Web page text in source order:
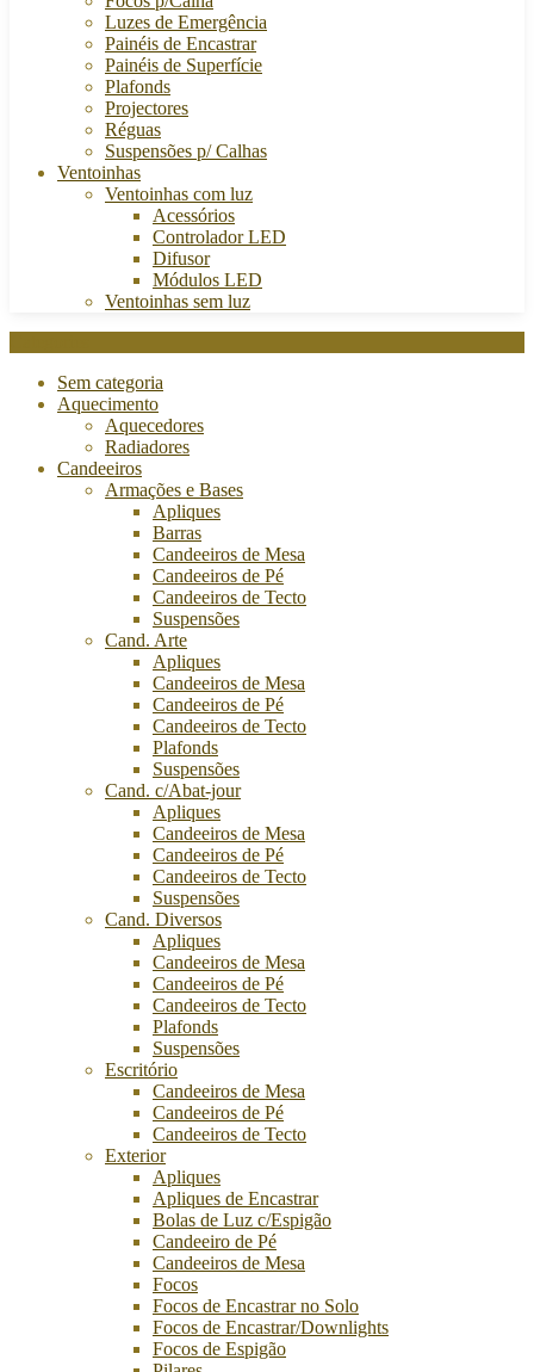
Luzes de Emergência
Painéis de Encastrar
Painéis de Superfície
Plafonds
Projectores
Réguas
Suspensões p/ Calhas
Ventoinhas
Ventoinhas com luz
Acessórios
Controlador LED
Difusor
Módulos LED
Ventoinhas sem luz
Sem categoria
Aquecimento
Aquecedores
Radiadores
Candeeiros
Armações e Bases
Apliques
Barras
Candeeiros de Mesa
Candeeiros de Pé
Candeeiros de Tecto
Suspensões
Cand. Arte
Apliques
Candeeiros de Mesa
Candeeiros de Pé
Candeeiros de Tecto
Plafonds
Suspensões
Cand. c/Abat-jour
Apliques
Candeeiros de Mesa
Candeeiros de Pé
Candeeiros de Tecto
Suspensões
Cand. Diversos
Apliques
Candeeiros de Mesa
Candeeiros de Pé
Candeeiros de Tecto
Plafonds
Suspensões
Escritório
Candeeiros de Mesa
Candeeiros de Pé
Candeeiros de Tecto
Exterior
Apliques
Apliques de Encastrar
Bolas de Luz c/Espigão
Candeeiro de Pé
Candeeiros de Mesa
Focos
Focos de Encastrar no Solo
Focos de Encastrar/Downlights
Focos de Espigão